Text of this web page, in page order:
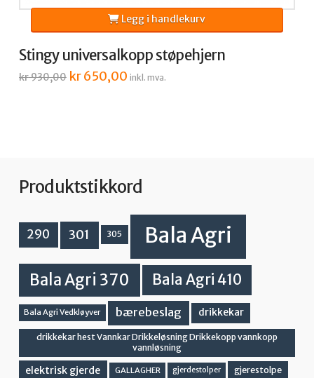
Stingy universalkopp støpehjern
kr930,00 Opprinnelig
pris
kr650,00Nåværende
pris
inkl. mva.
Legg i handlekurv
Produktstikkord
290 301 305 Bala Agri
Bala Agri 370 Bala Agri 410
Bala Agri Vedkløyver bærebeslag drikkekar
drikkekar hest Vannkar Drikkeløsning Drikkekopp vannkopp
vannløsning
elektrisk gjerde GALLAGHER gjerdestolper gjerestolpe